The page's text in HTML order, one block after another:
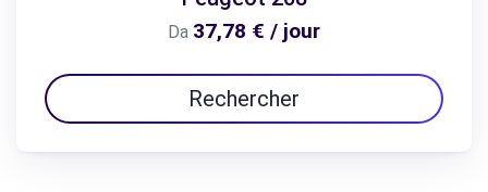
Da 37,78 € / jour
Rechercher